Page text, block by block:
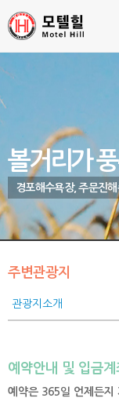
예약 및 이용안내
주변관광지
볼거리가
경포해수욕장, 주문진
주변관광지
관광지소개
예약안내 및 입금계
예약은 365일 언제든지